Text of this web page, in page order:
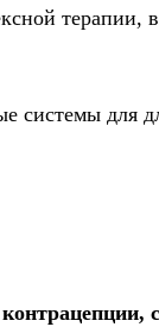
терапии,
системы для